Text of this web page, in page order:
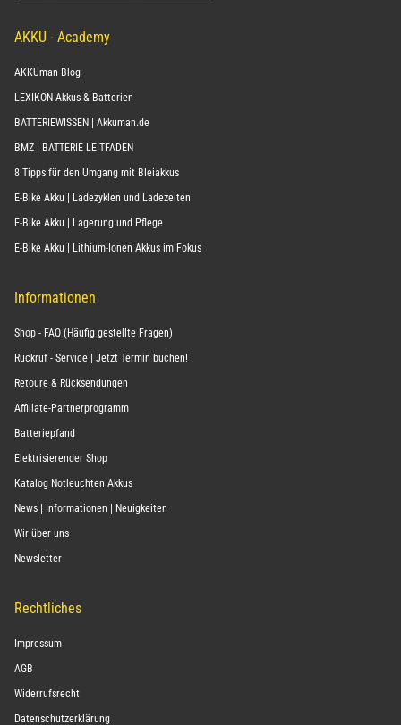
AKKU - Academy
AKKUman Blog
LEXIKON Akkus & Batterien
BATTERIEWISSEN | Akkuman.de
BMZ | BATTERIE LEITFADEN
8 Tipps für den Umgang mit Bleiakkus
E-Bike Akku | Ladezyklen und Ladezeiten
E-Bike Akku | Lagerung und Pflege
E-Bike Akku | Lithium-Ionen Akkus im Fokus
Informationen
Shop - FAQ (Häufig gestellte Fragen)
Rückruf - Service | Jetzt Termin buchen!
Retoure & Rücksendungen
Affiliate-Partnerprogramm
Batteriepfand
Elektrisierender Shop
Katalog Notleuchten Akkus
News | Informationen | Neuigkeiten
Wir über uns
Newsletter
Rechtliches
Impressum
AGB
Widerrufsrecht
Datenschutzerklärung